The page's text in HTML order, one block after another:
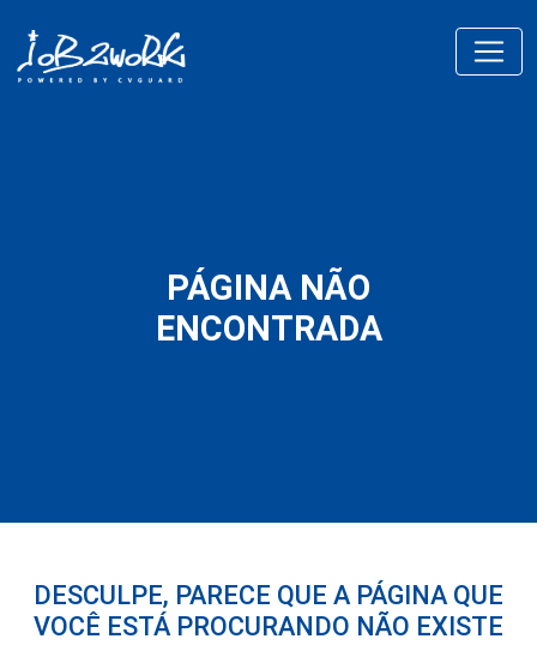
PÁGINA NÃO
ENCONTRADA
DESCULPE, PARECE QUE A PÁGINA QUE
VOCÊ ESTÁ PROCURANDO NÃO EXISTE